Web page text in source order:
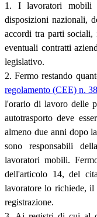
1. I lavoratori mobili
disposizioni nazionali,
accordi tra parti
eventuali contratti
legislativo.
2. Fermo restando
regolamento (CEE) n.
l'orario di lavoro delle
autotrasporto deve
almeno due anni dopo
sono responsabili
lavoratori mobili.
dell'articolo 14, del
lavoratore lo richiede, il
registrazione.